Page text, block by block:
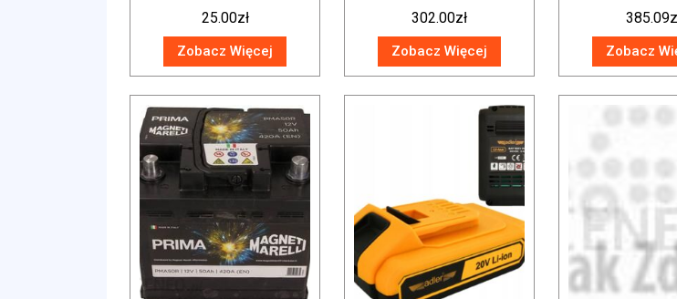
25.00zł
Zobacz Więcej
302.00zł
Zobacz Więcej
385.09
Zobacz